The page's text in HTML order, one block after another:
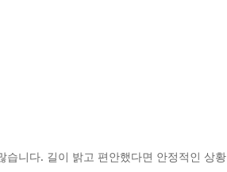
습니다. 길이 밝고 편안했다면 안정적인 상황